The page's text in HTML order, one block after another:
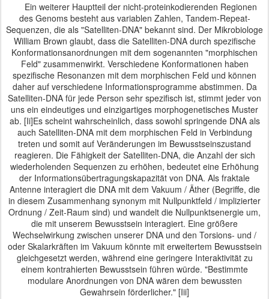
Ein weiterer Hauptteil der nicht-proteinkodierenden Regionen
des Genoms besteht aus variablen Zahlen, Tandem-Repeat-
Sequenzen, die als "Satelliten-DNA" bekannt sind. Der Mikrobiologe
William Brown glaubt, dass die Satelliten-DNA durch spezifische
Konformationsanordnungen mit dem sogenannten "morphischen
Feld" zusammenwirkt. Verschiedene Konformationen haben
spezifische Resonanzen mit dem morphischen Feld und können
daher auf verschiedene Informationsprogramme abstimmen. Da
Satelliten-DNA für jede Person sehr spezifisch ist, stimmt jeder von
uns ein eindeutiges und einzigartiges morphogenetisches Muster
ab. [Ii]Es scheint wahrscheinlich, dass sowohl springende DNA als
auch Satelliten-DNA mit dem morphischen Feld in Verbindung
treten und somit auf Veränderungen im Bewusstseinszustand
reagieren. Die Fähigkeit der Satelliten-DNA, die Anzahl der sich
wiederholenden Sequenzen zu erhöhen, bedeutet eine Erhöhung
der Informationsübertragungskapazität von DNA. Als fraktale
Antenne interagiert die DNA mit dem Vakuum / Äther (Begriffe, die
in diesem Zusammenhang synonym mit Nullpunktfeld / implizierter
Ordnung / Zeit-Raum sind) und wandelt die Nullpunktsenergie um,
die mit unserem Bewusstsein interagiert. Eine größere
Wechselwirkung zwischen unserer DNA und den Torsions- und /
oder Skalarkräften im Vakuum könnte mit erweitertem Bewusstsein
gleichgesetzt werden, während eine geringere Interaktivität zu
einem kontrahierten Bewusstsein führen würde. "Bestimmte
modulare Anordnungen von DNA wären dem bewussten
Gewahrsein förderlicher." [Iii]